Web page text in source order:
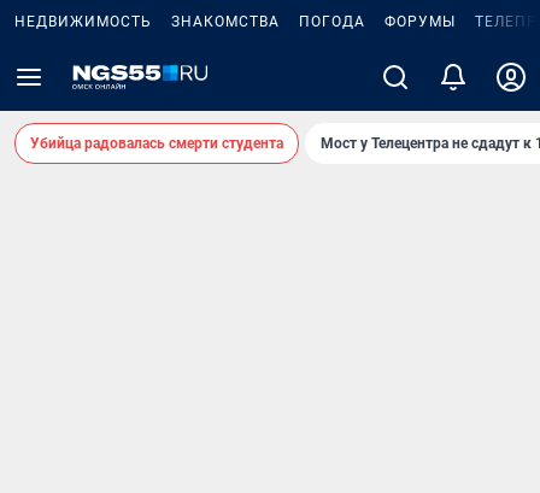
НЕДВИЖИМОСТЬ ЗНАКОМСТВА ПОГОДА ФОРУМЫ
Убийца радовалась смерти студента Мост у Телецентра не сдадут к